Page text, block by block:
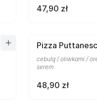
47,90 zł
Pizza
cebulą / oliwkami /
serem
48,90 zł